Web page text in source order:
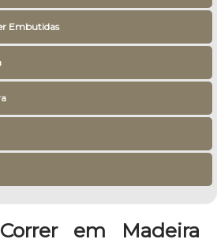
Embutidas
em Madeira